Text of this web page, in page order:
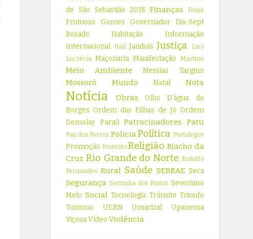
de São Sebastião 2018 Finanças Fome
Frutuoso Gomes
Governador Dix-Sept
Rosado
Habitação
Informação
Internacional
Itaú Janduís Justiça
Lixo
Lucrécia Maçonaria Manifestação Martins
Meio Ambiente Messias Targino
Mossoró Mundo Natal Nota
Notícia Obras
Olho D'água do
Borges Ordem das Filhas de Jó Ordem
Demolay Paraú Patrocinadores Patu
Pau dos Ferros PoliciaPolítica Portalegre
Promoção ProtestoReligião Riacho da
Cruz Rio Grande do Norte Rodolfo
Fernandes Rural Saúde SEBRAE Seca
Segurança Serrinha dos Pintos Severiano
Melo Social Tecnologia Trânsito Triunfo
Turismo
UERN Umarizal
Upanema
ViçosaVídeo Violência